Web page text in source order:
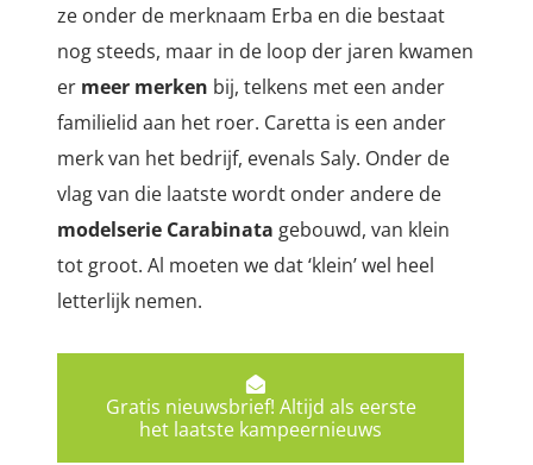
ze onder de merknaam Erba en die bestaat
nog steeds, maar in de loop der jaren kwamen
er meer merken bij, telkens met een ander
familielid aan het roer. Caretta is een ander
merk van het bedrijf, evenals Saly. Onder de
vlag van die laatste wordt onder andere de
modelserie Carabinata gebouwd, van klein
tot groot. Al moeten we dat ‘klein’ wel heel
letterlijk nemen.
Gratis nieuwsbrief! Altijd als eerste
het laatste kampeernieuws